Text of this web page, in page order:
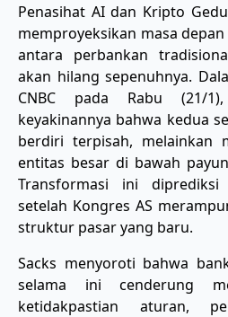
​Penasihat AI dan Kripto
memproyeksikan masa
antara perbankan
akan hilang sepenuhnya.
CNBC pada Rabu (21/
keyakinannya bahwa kedua
berdiri terpisah, melainkan
entitas besar di bawah
Transformasi ini
setelah Kongres AS
struktur pasar yang baru.
​Sacks menyoroti bahwa
selama ini cenderung
ketidakpastian aturan,